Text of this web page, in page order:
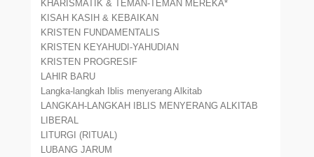
KHARISMATIK & TEMAN-TEMAN MEREKA*
KISAH KASIH & KEBAIKAN
KRISTEN FUNDAMENTALIS
KRISTEN KEYAHUDI-YAHUDIAN
KRISTEN PROGRESIF
LAHIR BARU
Langka-langkah Iblis menyerang Alkitab
LANGKAH-LANGKAH IBLIS MENYERANG ALKITAB
LIBERAL
LITURGI (RITUAL)
LUBANG JARUM